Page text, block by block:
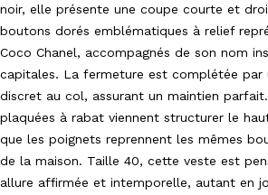
noir, elle présente une coupe courte et
boutons dorés emblématiques à relief
Coco Chanel, accompagnés de son nom
capitales. La fermeture est complétée par
discret au col, assurant un maintien
plaquées à rabat viennent structurer le
que les poignets reprennent les mêmes
de la maison. Taille 40, cette veste est
allure affirmée et intemporelle, autant en